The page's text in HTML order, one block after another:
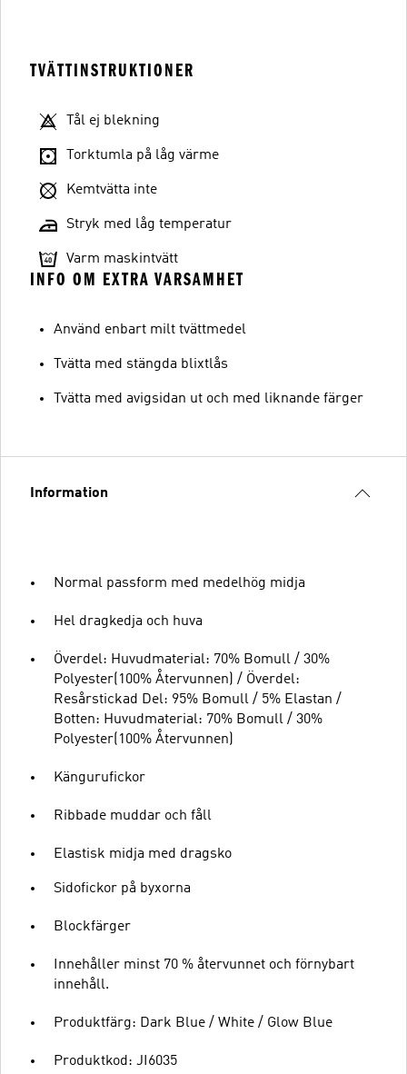
TVÄTTINSTRUKTIONER
Tål ej blekning
Torktumla på låg värme
Kemtvätta inte
Stryk med låg temperatur
Varm maskintvätt
INFO OM EXTRA VARSAMHET
Använd enbart milt tvättmedel
Tvätta med stängda blixtlås
Tvätta med avigsidan ut och med liknande färger
Information
Normal passform med medelhög midja
Hel dragkedja och huva
Överdel: Huvudmaterial: 70% Bomull / 30%
Polyester(100% Återvunnen) / Överdel:
Resårstickad Del: 95% Bomull / 5% Elastan /
Botten: Huvudmaterial: 70% Bomull / 30%
Polyester(100% Återvunnen)
Kängurufickor
Ribbade muddar och fåll
Elastisk midja med dragsko
Sidofickor på byxorna
Blockfärger
Innehåller minst 70 % återvunnet och förnybart
innehåll.
Produktfärg: Dark Blue / White / Glow Blue
Produktkod: JI6035